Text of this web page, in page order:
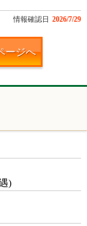
情報確認日 2026/7/29
ージへ
)